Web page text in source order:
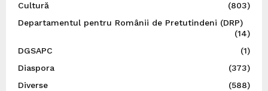
Cultură
(803)
Departamentul pentru Românii de Pretutindeni (DRP)
(14)
DGSAPC
(1)
Diaspora
(373)
Diverse
(588)